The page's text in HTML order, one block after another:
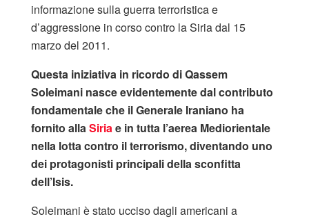
informazione sulla guerra terroristica e
d’aggressione in corso contro la Siria dal 15
marzo del 2011.
Questa iniziativa in ricordo di Qassem
Soleimani nasce evidentemente dal contributo
fondamentale che il Generale Iraniano ha
fornito allaSiriae in tutta l’aerea Mediorientale
nella lotta contro il terrorismo, diventando uno
dei protagonisti principali della sconfitta
dell’Isis.
Soleimani è stato ucciso dagli americani a